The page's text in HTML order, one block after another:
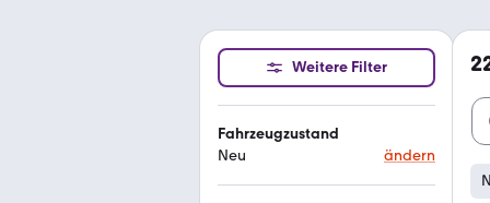
Weitere Filter
Fahrzeugzustand
Neu
ändern